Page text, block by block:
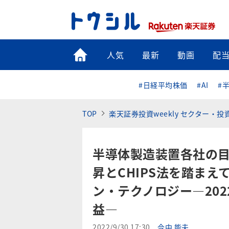
トップ
人気 最新 動画 配当
#日経平均株価 #AI #
TOP 楽天証券投資weekly セクター・投
半導体製造装置各社の
昇とCHIPS法を踏まえ
ン・テクノロジー
益―
2022/9/30 17:30 今中 能夫